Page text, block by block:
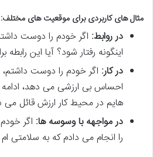
مثال های کاربردی برای موقعیت های مختلف:
در روابط: اگر خودم را دوست
اینگونه رفتار شود؟ آیا این
در کار: اگر خودم را دوست
احساس بی ارزشی می دهد، ادامه
هایم در محیط کار ارزش قائل
در مواجهه با وسوسه ها: اگر
را انجام می دادم که به سلامتی